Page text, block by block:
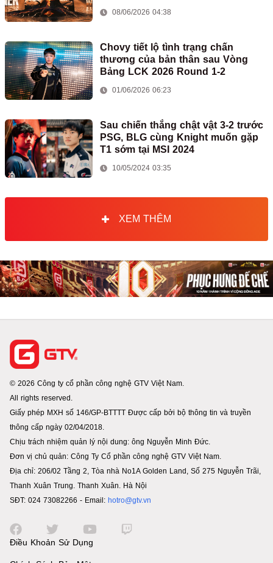
08/06/2026 04:38
Chovy tiết lộ tình trạng chấn
thương của bản thân sau Vòng
Bảng LCK 2026 Round 1-2
01/06/2026 06:23
Sau chiến thắng chật vật 3-2 trước
PSG, BLG cùng Knight muốn gặp
T1 sớm tại MSI 2024
10/05/2024 03:35
XEM THÊM
© 2026 Công ty cổ phần công nghệ GTV Việt Nam.
All rights reserved.
Giấy phép MXH số 146/GP-BTTTT Được cấp bởi bộ thông tin và truyền
thông cấp ngày 02/04/2018.
Chịu trách nhiệm quản lý nội dung: ông Nguyễn Minh Đức.
Đơn vị chủ quản: Công Ty Cổ phần công nghệ GTV Việt Nam.
Địa chỉ: 206/02 Tầng 2, Tòa nhà No1A Golden Land, Số 275 Nguyễn Trãi,
Thanh Xuân Trung. Thanh Xuân. Hà Nội
SĐT: 024 73082266 - Email: hotro@gtv.vn
Điều Khoản Sử Dụng